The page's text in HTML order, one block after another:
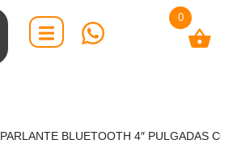
PARLANTE BLUETOOTH 4″ PULGADAS
0